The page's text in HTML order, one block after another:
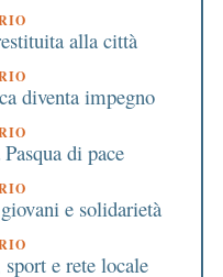
alla città
diventa impegno
di pace
e solidarietà
e rete locale